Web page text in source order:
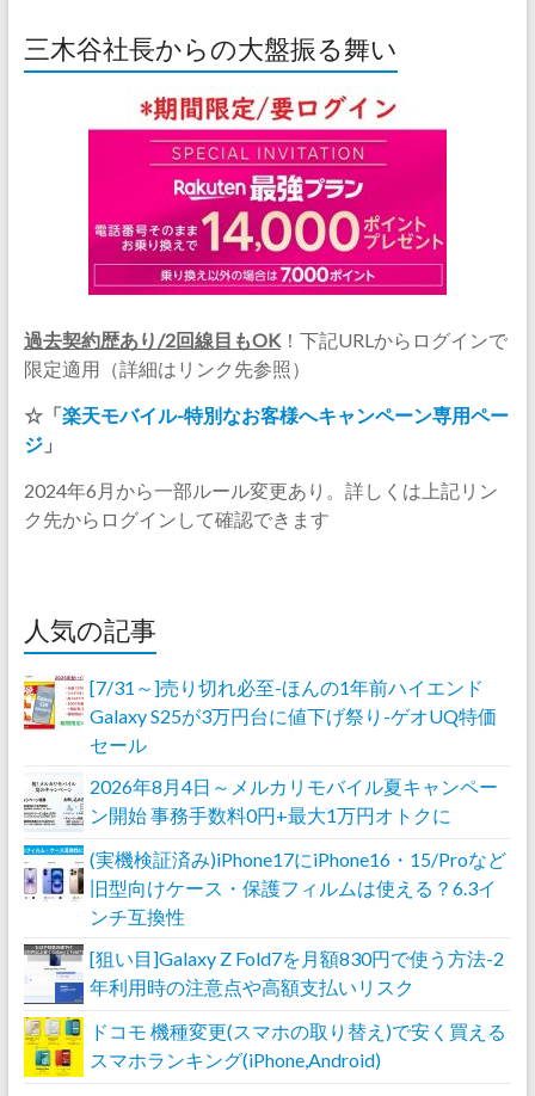
三木谷社長からの大盤振る舞い
過去契約歴あり/2回線目もOK！下記URLからログインで
限定適用（詳細はリンク先参照）
☆「楽天モバイル-特別なお客様へキャンペーン専用ペー
ジ」
2024年6月から一部ルール変更あり。詳しくは上記リン
ク先からログインして確認できます
人気の記事
[7/31～]売り切れ必至-ほんの1年前ハイエンド
Galaxy S25が3万円台に値下げ祭り-ゲオUQ特価
セール
2026年8月4日～メルカリモバイル夏キャンペー
ン開始 事務手数料0円+最大1万円オトクに
(実機検証済み)iPhone17にiPhone16・15/Proなど
旧型向けケース・保護フィルムは使える？6.3イ
ンチ互換性
[狙い目]Galaxy Z Fold7を月額830円で使う方法-2
年利用時の注意点や高額支払いリスク
ドコモ 機種変更(スマホの取り替え)で安く買える
スマホランキング(iPhone,Android)